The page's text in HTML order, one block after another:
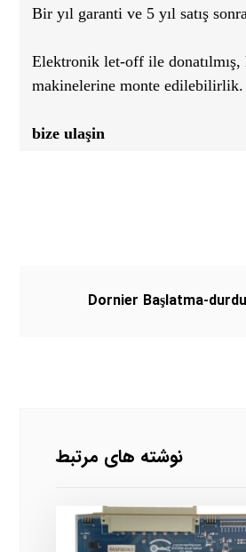
Bir yıl garanti ve 5 yıl satış
Elektronik let-off ile
makinelerine monte edilebilirlik.
bize ulaşin
Dornier Başlatma-
نوشته های مرتبط